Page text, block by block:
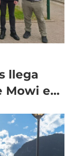
llega
Mowi en